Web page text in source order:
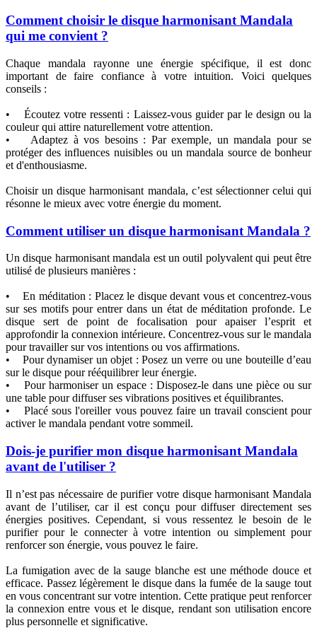
Comment choisir le disque harmonisant Mandala
qui me convient ?
Chaque mandala rayonne une énergie spécifique, il est donc
important de faire confiance à votre intuition. Voici quelques
conseils :
• Écoutez votre ressenti : Laissez-vous guider par le design ou la
couleur qui attire naturellement votre attention.
• Adaptez à vos besoins : Par exemple, un mandala pour se
protéger des influences nuisibles ou un mandala source de bonheur
et d'enthousiasme.
Choisir un disque harmonisant mandala, c’est sélectionner celui qui
résonne le mieux avec votre énergie du moment.
Comment utiliser un disque harmonisant Mandala ?
Un disque harmonisant mandala est un outil polyvalent qui peut être
utilisé de plusieurs manières :
• En méditation : Placez le disque devant vous et concentrez-vous
sur ses motifs pour entrer dans un état de méditation profonde. Le
disque sert de point de focalisation pour apaiser l’esprit et
approfondir la connexion intérieure. Concentrez-vous sur le mandala
pour travailler sur vos intentions ou vos affirmations.
• Pour dynamiser un objet : Posez un verre ou une bouteille d’eau
sur le disque pour rééquilibrer leur énergie.
• Pour harmoniser un espace : Disposez-le dans une pièce ou sur
une table pour diffuser ses vibrations positives et équilibrantes.
• Placé sous l'oreiller vous pouvez faire un travail conscient pour
activer le mandala pendant votre sommeil.
Dois-je purifier mon disque harmonisant Mandala
avant de l'utiliser ?
Il n’est pas nécessaire de purifier votre disque harmonisant Mandala
avant de l’utiliser, car il est conçu pour diffuser directement ses
énergies positives. Cependant, si vous ressentez le besoin de le
purifier pour le connecter à votre intention ou simplement pour
renforcer son énergie, vous pouvez le faire.
La fumigation avec de la sauge blanche est une méthode douce et
efficace. Passez légèrement le disque dans la fumée de la sauge tout
en vous concentrant sur votre intention. Cette pratique peut renforcer
la connexion entre vous et le disque, rendant son utilisation encore
plus personnelle et significative.